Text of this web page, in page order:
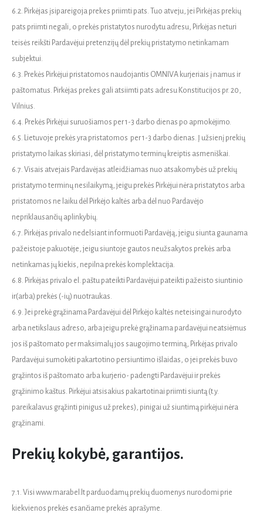
6.2. Pirkėjas įsipareigoja prekes priimti pats. Tuo atveju, jei Pirkėjas prekių
pats priimti negali, o prekės pristatytos nurodytu adresu, Pirkėjas neturi
teisės reikšti Pardavėjui pretenzijų dėl prekių pristatymo netinkamam
subjektui.
6.3. Prekės Pirkėjui pristatomos naudojantis OMNIVA kurjeriais į namus ir
paštomatus. Pirkėjas prekes gali atsiimti pats adresu Konstitucijos pr. 20,
Vilnius.
6.4. Prekės Pirkėjui suruošiamos per 1-3 darbo dienas po apmokėjimo.
6.5. Lietuvoje prekės yra pristatomos per 1-3 darbo dienas. Į užsienį prekių
pristatymo laikas skiriasi, dėl pristatymo terminų kreiptis asmeniškai.
6.7. Visais atvejais Pardavėjas atleidžiamas nuo atsakomybės už prekių
pristatymo terminų nesilaikymą, jeigu prekės Pirkėjui nėra pristatytos arba
pristatomos ne laiku dėl Pirkėjo kaltės arba dėl nuo Pardavėjo
nepriklausančių aplinkybių.
6.7. Pirkėjas privalo nedelsiant informuoti Pardavėją, jeigu siunta gaunama
pažeistoje pakuotėje, jeigu siuntoje gautos neužsakytos prekės arba
netinkamas jų kiekis, nepilna prekės komplektacija.
6.8. Pirkėjas privalo el. paštu pateikti Pardavėjui pateikti pažeisto siuntinio
ir(arba) prekės (-ių) nuotraukas.
6.9. Jei prekė grąžinama Pardavėjui dėl Pirkėjo kaltės neteisingai nurodyto
arba netikslaus adreso, arba jeigu prekė grąžinama pardavėjui neatsiėmus
jos iš paštomato per maksimalų jos saugojimo terminą, Pirkėjas privalo
Pardavėjui sumokėti pakartotino persiuntimo išlaidas, o jei prekės buvo
grąžintos iš paštomato arba kurjerio- padengti Pardavėjui ir prekės
grąžinimo kaštus. Pirkėjui atsisakius pakartotinai priimti siuntą (t.y.
pareikalavus grąžinti pinigus už prekes), pinigai už siuntimą pirkėjui nėra
grąžinami.
Prekių kokybė, garantijos.
7.1. Visi www.marabel.lt parduodamų prekių duomenys nurodomi prie
kiekvienos prekės esančiame prekės aprašyme.